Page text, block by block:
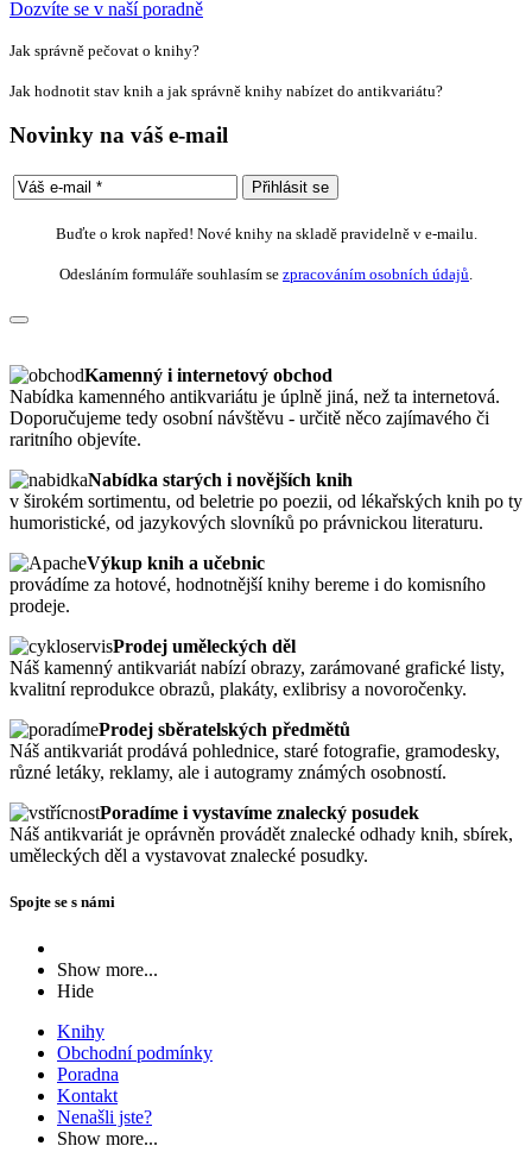
Dozvíte se v naší poradně
Jak správně pečovat o knihy?
Jak hodnotit stav knih a jak správně knihy nabízet do antikvariátu?
Novinky na váš e-mail
Buďte o krok napřed! Nové knihy na skladě pravidelně v e-mailu.
Odesláním formuláře souhlasím se zpracováním osobních údajů.
Kamenný i internetový obchod
Nabídka kamenného antikvariátu je úplně jiná, než ta internetová.
Doporučujeme tedy osobní návštěvu - určitě něco zajímavého či
raritního objevíte.
Nabídka starých i novějších knih
v širokém sortimentu, od beletrie po poezii, od lékařských knih po ty
humoristické, od jazykových slovníků po právnickou literaturu.
Výkup knih a učebnic
provádíme za hotové, hodnotnější knihy bereme i do komisního
prodeje.
Prodej uměleckých děl
Náš kamenný antikvariát nabízí obrazy, zarámované grafické listy,
kvalitní reprodukce obrazů, plakáty, exlibrisy a novoročenky.
Prodej sběratelských předmětů
Náš antikvariát prodává pohlednice, staré fotografie, gramodesky,
různé letáky, reklamy, ale i autogramy známých osobností.
Poradíme i vystavíme znalecký posudek
Náš antikvariát je oprávněn provádět znalecké odhady knih, sbírek,
uměleckých děl a vystavovat znalecké posudky.
Spojte se s námi
Show more...
Hide
Knihy
Obchodní podmínky
Poradna
Kontakt
Nenašli jste?
Show more...